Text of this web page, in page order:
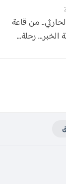
من قاعة
الخبر... رحلة...